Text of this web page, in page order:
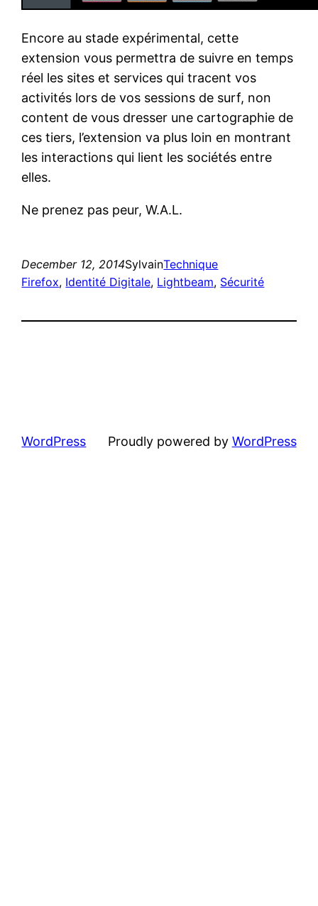
Encore au stade expérimental, cette
extension vous permettra de suivre en temps
réel les sites et services qui tracent vos
activités lors de vos sessions de surf, non
content de vous dresser une cartographie de
ces tiers, l’extension va plus loin en montrant
les interactions qui lient les sociétés entre
elles.
Ne prenez pas peur, W.A.L.
December 12, 2014SylvainTechnique
Firefox, Identité Digitale, Lightbeam, Sécurité
WordPress Proudly powered by WordPress